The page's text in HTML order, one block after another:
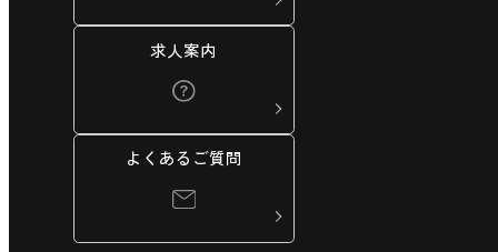
求人案内
よくあるご質問